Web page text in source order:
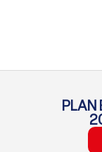
PLAN